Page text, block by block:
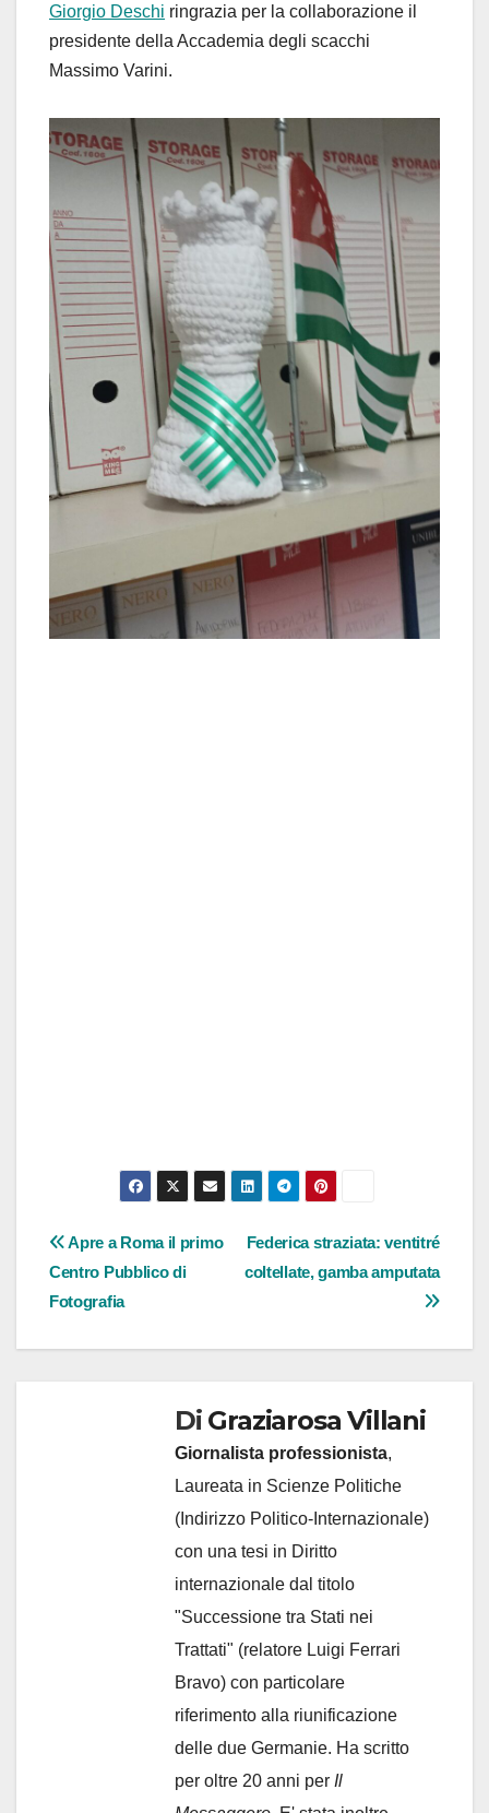
Giorgio Deschi ringrazia per la collaborazione il
presidente della Accademia degli scacchi
Massimo Varini.
Navigazione
articoli
Federica straziata: ventitré
coltellate, gamba amputata
Apre a Roma il primo
Centro Pubblico di
Fotografia
Di Graziarosa Villani
Giornalista professionista,
Laureata in Scienze Politiche
(Indirizzo Politico-Internazionale)
con una tesi in Diritto
internazionale dal titolo
"Successione tra Stati nei
Trattati" (relatore Luigi Ferrari
Bravo) con particolare
riferimento alla riunificazione
delle due Germanie. Ha scritto
per oltre 20 anni per Il